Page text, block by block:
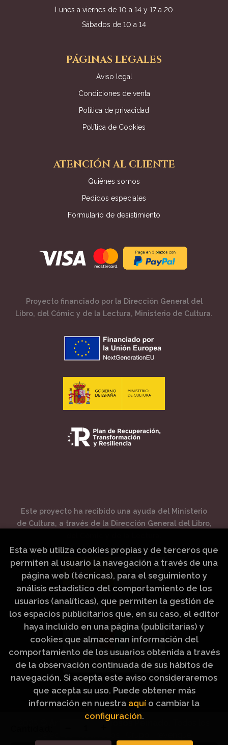
Lunes a viernes de 10 a 14 y 17 a 20
Sábados de 10 a 14
PÁGINAS LEGALES
Aviso legal
Condiciones de venta
Política de privacidad
Política de Cookies
ATENCIÓN AL CLIENTE
Quiénes somos
Pedidos especiales
Formulario de desistimiento
Proyecto financiado por la Dirección General del
Libro, del Cómic y de la Lectura, Ministerio de Cultura.
Este proyecto ha recibido una ayuda del Ministerio
de Cultura, a través de la Dirección General del Libro,
Artículos Religiosos Peinado
Esta web utiliza cookies propias y de terceros que
permiten al usuario la navegación a través de una
página web (técnicas), para el seguimiento y
análisis estadístico del comportamiento de los
usuarios (analíticas), que permiten la gestión de
los espacios publicitarios que, en su caso, el editor
haya incluido en una página (publicitarias) y
cookies que almacenan información del
comportamiento de los usuarios obtenida a través
de la observación continuada de sus hábitos de
navegación. Si acepta este aviso consideraremos
que acepta su uso. Puede obtener más
información en nuestra aquí o cambiar la
configuración.